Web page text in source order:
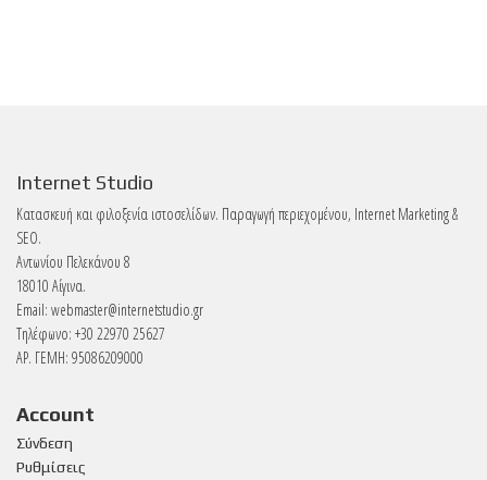
Internet Studio
Κατασκευή και φιλοξενία ιστοσελίδων. Παραγωγή περιεχομένου, Internet Marketing &
SEO.
Αντωνίου Πελεκάνου 8
18010 Αίγινα.
Email: webmaster@internetstudio.gr
Τηλέφωνο: +30 22970 25627
ΑΡ. ΓΕΜΗ: 95086209000
Account
Σύνδεση
Ρυθμίσεις